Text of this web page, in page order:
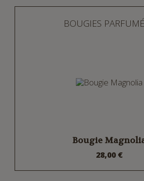
BOUGIES
Bougie
28,00 €